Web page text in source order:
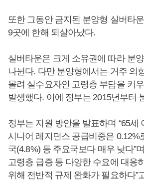
또한 그동안 금지된 분양형 실버타
9곳에 한해 되살아났다.
실버타운은 크게 소유권에 따라 분
나뉜다. 다만 분양형에서는 거주 의
몰려 실수요자인 고령층 부담을 키
발생했다. 이에 정부는 2015년부터
정부는 지원 방안을 발표하며 “65세
시니어 레지던스 공급비중은 0.12%
국(4.8%) 등 주요국보다 매우 낮다”
고령층 급증 등 다양한 수요에 대응
위해 전반적 규제 완화가 필요하다”